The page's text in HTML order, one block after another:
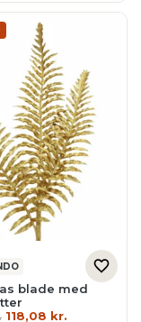
blade med
Den
118,08 kr.